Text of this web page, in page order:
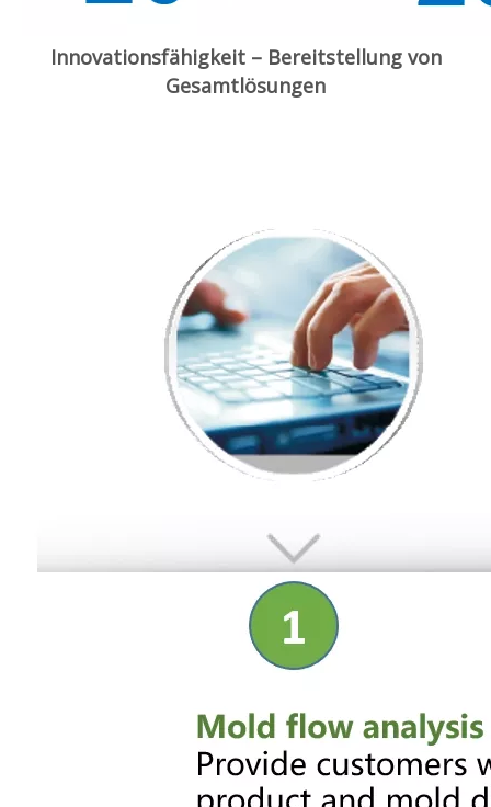
Innovationsfähigkeit – Bereitstellung von
Gesamtlösungen